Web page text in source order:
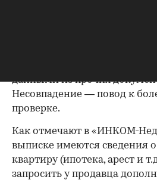
данными из прочих
Несовпадение — повод к
проверке.
Как отмечают в «ИНКОМ-
выписке имеются сведения
квартиру (ипотека, арест и
запросить у продавца